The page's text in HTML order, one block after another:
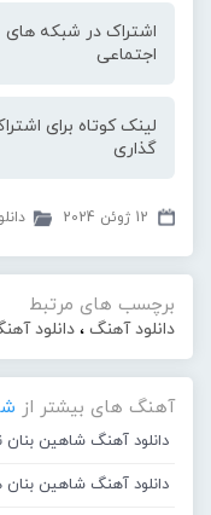
اشتراک در شبکه های
اجتماعی
لینک کوتاه برای
گذاری
12 ژوئن 2024
برچسب های مرتبط
دانلود آهنگ ، دانلود
آهنگ های بیشتر از
دانلود آهنگ شاهین
دانلود آهنگ شاهین